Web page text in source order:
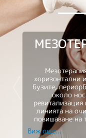
хоризонтални
бузите,
около
линията на
повишаване на
Виж още...
Previous